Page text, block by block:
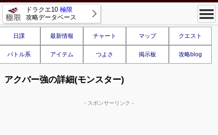
ドラクエ10 極限
攻略データベース
日課 最新情報 チャート マップ クエスト
バトル系 アイテム つよさ 掲示板 攻略blog
アクバー強の詳細(モンスター)
- スポンサーリンク -